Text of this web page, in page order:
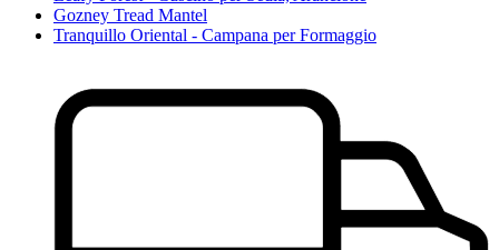
Gozney Tread Mantel
Tranquillo Oriental - Campana per Formaggio